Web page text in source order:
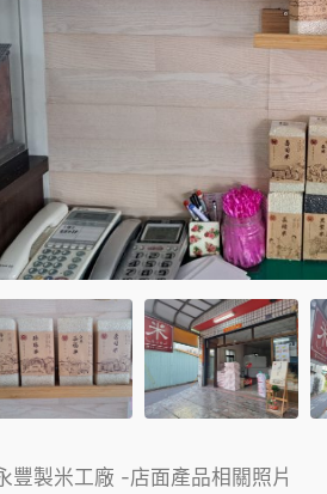
豐製米工廠 -店面產品相關照片